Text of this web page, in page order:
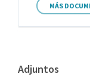
MÁS
Adjuntos